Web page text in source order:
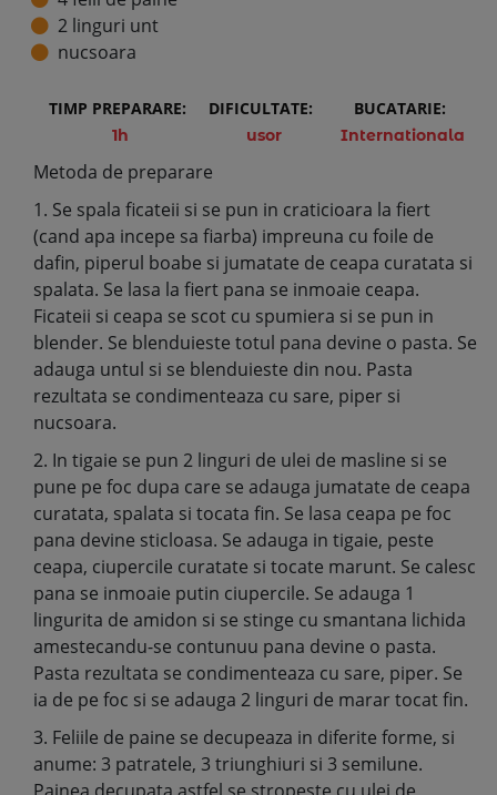
TIMP PREPARARE:
1h
DIFICULTATE:
usor
BUCATARIE:
Internationala
Metoda de preparare
1. Se spala ficateii si se pun in craticioara la fiert
(cand apa incepe sa fiarba) impreuna cu foile de
dafin, piperul boabe si jumatate de ceapa curatata si
spalata. Se lasa la fiert pana se inmoaie ceapa.
Ficateii si ceapa se scot cu spumiera si se pun in
blender. Se blenduieste totul pana devine o pasta. Se
adauga untul si se blenduieste din nou. Pasta
rezultata se condimenteaza cu sare, piper si
nucsoara.
2. In tigaie se pun 2 linguri de ulei de masline si se
pune pe foc dupa care se adauga jumatate de ceapa
curatata, spalata si tocata fin. Se lasa ceapa pe foc
pana devine sticloasa. Se adauga in tigaie, peste
ceapa, ciupercile curatate si tocate marunt. Se calesc
pana se inmoaie putin ciupercile. Se adauga 1
lingurita de amidon si se stinge cu smantana lichida
amestecandu-se contunuu pana devine o pasta.
Pasta rezultata se condimenteaza cu sare, piper. Se
ia de pe foc si se adauga 2 linguri de marar tocat fin.
3. Feliile de paine se decupeaza in diferite forme, si
anume: 3 patratele, 3 triunghiuri si 3 semilune.
2 linguri unt
nucsoara